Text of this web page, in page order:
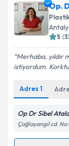
Op. Dr.
talebi
için bir
E-posta
Kişisel
Metni
Op.
5 (
Merhaba, yıldır
istiyordum.
Adres 1
Op Dr Sibel
Çağlayangil cd.